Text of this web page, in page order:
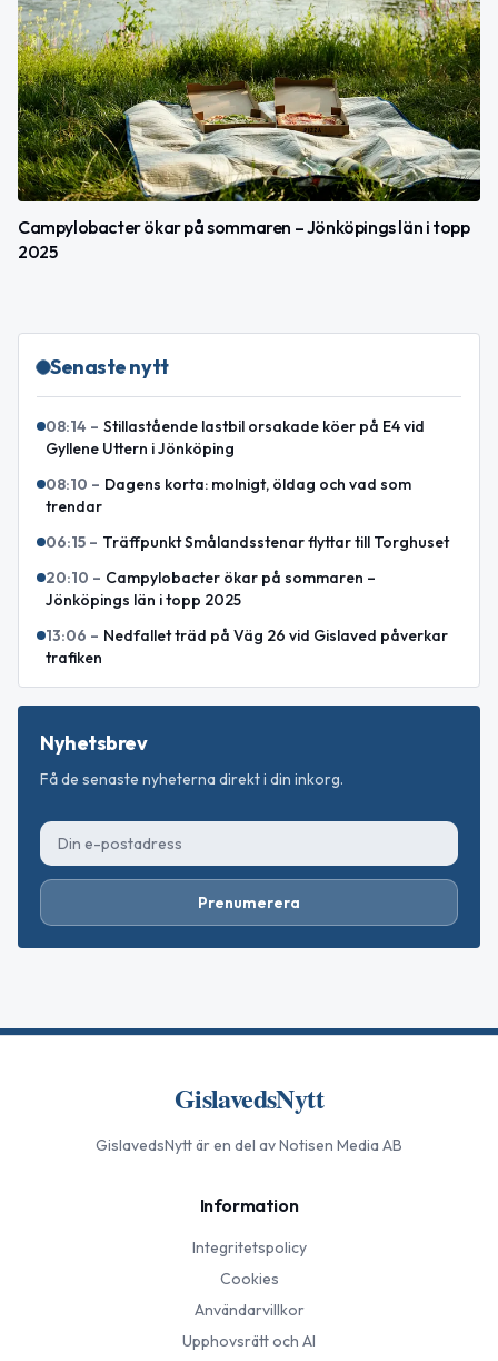
Campylobacter ökar på sommaren – Jönköpings län i topp
2025
Senaste nytt
08:14 – Stillastående lastbil orsakade köer på E4 vid
Gyllene Uttern i Jönköping
08:10 – Dagens korta: molnigt, öldag och vad som
trendar
06:15 – Träffpunkt Smålandsstenar flyttar till Torghuset
20:10 – Campylobacter ökar på sommaren –
Jönköpings län i topp 2025
13:06 – Nedfallet träd på Väg 26 vid Gislaved påverkar
trafiken
Nyhetsbrev
Få de senaste nyheterna direkt i din inkorg.
Prenumerera
GislavedsNytt
GislavedsNyttär en del av Notisen Media AB
Information
Integritetspolicy
Cookies
Användarvillkor
Upphovsrätt och AI